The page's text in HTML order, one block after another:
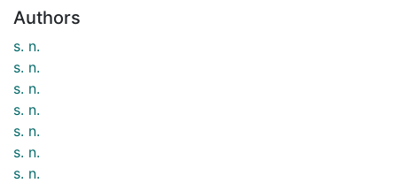
Authors
s. n.
s. n.
s. n.
s. n.
s. n.
s. n.
s. n.